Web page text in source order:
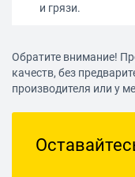
и грязи.
Обратите внимание!
качеств, без
производителя или у